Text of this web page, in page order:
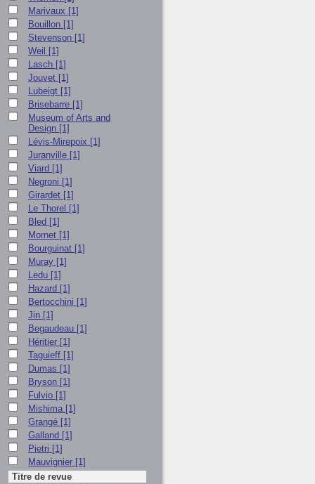
Marivaux [1]
Bouillon [1]
Stevenson [1]
Weil
[1]
Lasch [1]
Jouvet [1]
Lubeigt [1]
Brisebarre [1]
Museum of Arts and
Design [1]
Lévis-Mirepoix [1]
Juranville [1]
Viard [1]
Negroni [1]
Girardet [1]
Le Thorel [1]
Bled [1]
Mornet [1]
Bourguinat [1]
Muray [1]
Ledu [1]
Hazard [1]
Bertocchini [1]
Jin [1]
Begaudeau [1]
Héritier [1]
Taguieff [1]
Dumas [1]
Bryson [1]
Fulvio [1]
Mishima [1]
Grangé [1]
Galland [1]
Pietri [1]
Mauvignier [1]
Titre de revue